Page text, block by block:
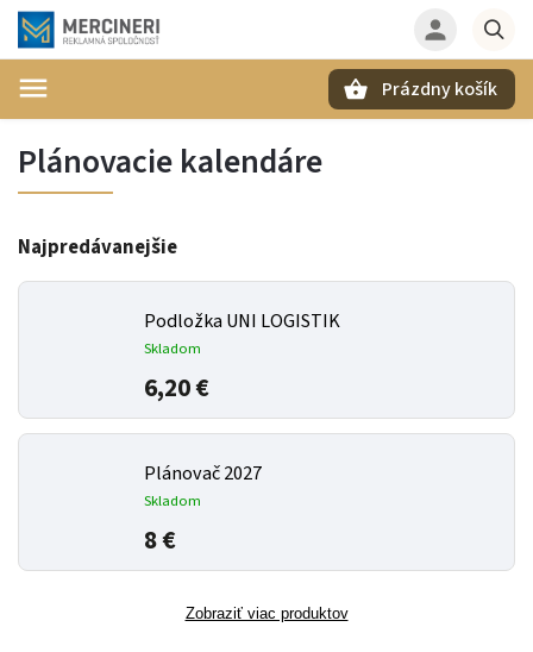
Prázdny košík
Plánovacie kalendáre
Najpredávanejšie
Podložka UNI LOGISTIK
Skladom
6,20 €
Plánovač 2027
Skladom
8 €
Zobraziť viac produktov